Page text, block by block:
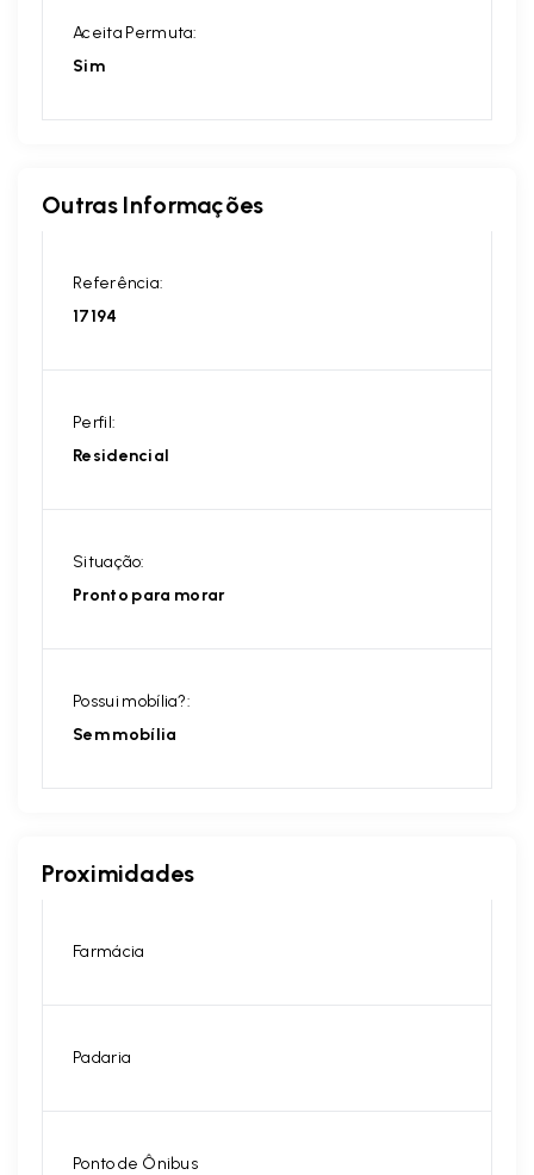
Aceita Permuta:
Sim
Outras Informações
Referência:
17194
Perfil:
Residencial
Situação:
Pronto para morar
Possui mobília?:
Sem mobília
Proximidades
Farmácia
Padaria
Ponto de Ônibus